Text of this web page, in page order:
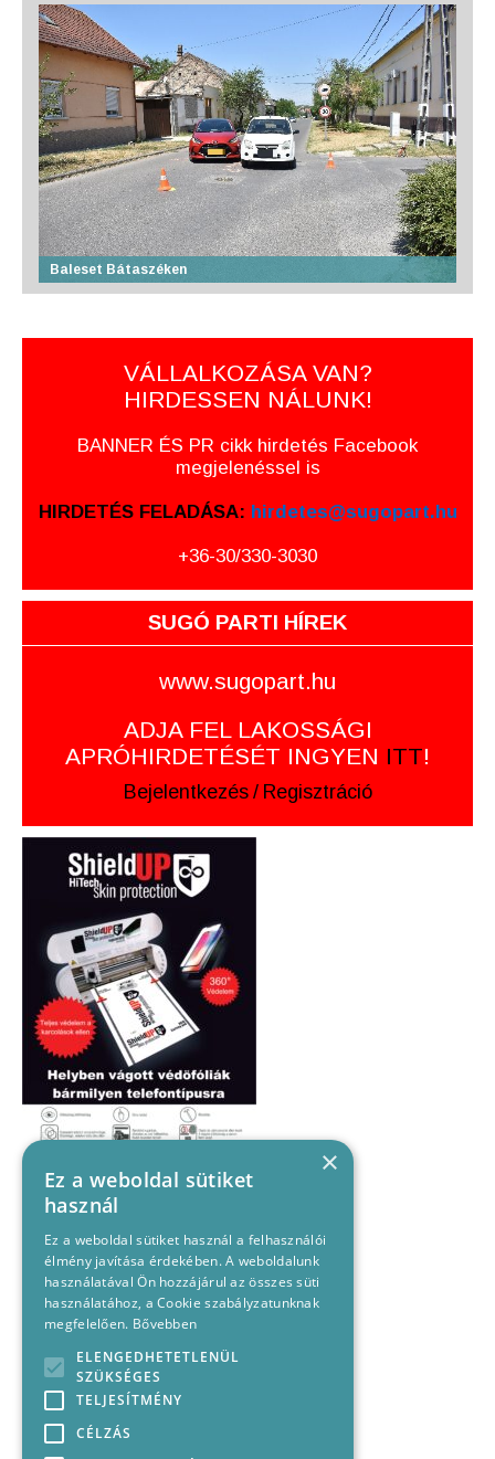
Baleset Bátaszéken
VÁLLALKOZÁSA VAN?
HIRDESSEN NÁLUNK!
BANNER ÉS PR cikk hirdetés Facebook
megjelenéssel is
HIRDETÉS FELADÁSA: hirdetes@sugopart.hu
+36-30/330-3030
SUGÓ PARTI HÍREK
www.sugopart.hu
ADJA FEL LAKOSSÁGI
APRÓHIRDETÉSÉT INGYEN ITT!
Bejelentkezés / Regisztráció
×
Ez a weboldal sütiket
használ
Ez a weboldal sütiket használ a felhasználói
élmény javítása érdekében. A weboldalunk
használatával Ön hozzájárul az összes süti
használatához, a Cookie szabályzatunknak
megfelelően. Bővebben
ELENGEDHETETLENÜL
SZÜKSÉGES
TELJESÍTMÉNY
CÉLZÁS